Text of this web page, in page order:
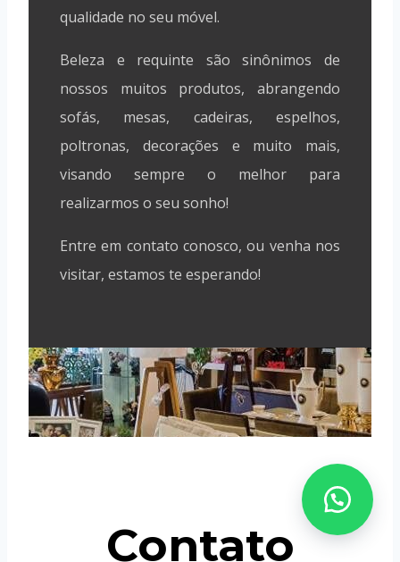
qualidade no seu móvel.
Beleza e requinte são sinônimos de
nossos muitos produtos, abrangendo
sofás, mesas, cadeiras, espelhos,
poltronas, decorações e muito mais,
visando sempre o melhor para
realizarmos o seu sonho!
Entre em contato conosco, ou venha nos
visitar, estamos te esperando!
Contato